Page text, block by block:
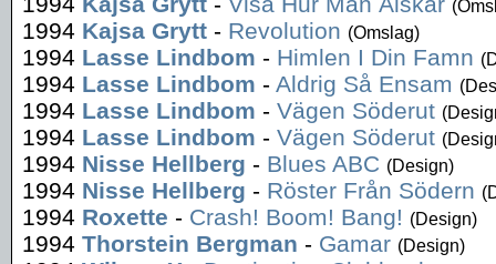
1994 Kajsa Grytt - Revolution (Omslag)
1994 Lasse Lindbom - Himlen I Din Famn
1994 Lasse Lindbom - Aldrig Så Ensam
1994 Lasse Lindbom - Vägen Söderut
1994 Lasse Lindbom - Vägen Söderut
1994 Nisse Hellberg - Blues ABC (Design)
1994 Nisse Hellberg - Röster Från Södern
1994 Roxette - Crash! Boom! Bang! (Design)
1994 Thorstein Bergman - Gamar (Design)